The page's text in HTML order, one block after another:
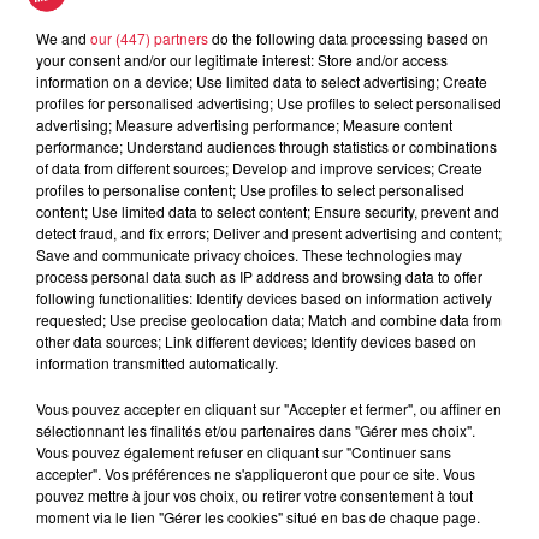
quand je suis en Alsace. C'est compliqué d'avoir accès
à des terrains. Par exemple, tu entres pas comme ça au
Rhénus pour faire des paniers (sourire)... A Furd', j'ai les
clés, j'y vais entre 5h et 8h le matin, ça me permet de
shooter un peu, et de prévoir une deuxième séance plus
tard dans la journée."
La deuxième personne qui compte ici, c'est Patrice
Koehnig, l'entraîneur d'Holtzheim, en N2. D'ailleurs, c'est
drôle, quand j'étais petit, ma mère avait entendu sur Top
Music qu'il y avait un camp basket à Matzenheim, et
c'est là que Patrice m'a repéré. Il a vu un potentiel
lui qui a appelé la SIG, et c'est comme ça que tout a
démarré pour moi. L'été, quand j'attends de trouver un
club, il me propose de faire la reprise avec Holtzheim.
J'évite les contacts, mais ça fait du bien de s'entraîner
We and our (447) partnersdo the following data processing based on
your consent and/or our legitimate interest: Store and/or access
information on a device; Use limited data to select advertising; Create
profiles for personalised advertising; Use profiles to select personalised
advertising; Measure advertising performance; Measure content
performance; Understand audiences through statistics or combinations
of data from different sources; Develop and improve services; Create
profiles to personalise content; Use profiles to select personalised
content; Use limited data to select content; Ensure security, prevent and
detect fraud, and fix errors; Deliver and present advertising and content;
Save and communicate privacy choices. These technologies may
process personal data such as IP address and browsing data to offer
following functionalities: Identify devices based on information actively
requested; Use precise geolocation data; Match and combine data from
other data sources; Link different devices; Identify devices based on
information transmitted automatically.
Vous pouvez accepter en cliquant sur "Accepter et fermer", ou affiner en
sélectionnant les finalités et/ou partenaires dans "Gérer mes choix".
Vous pouvez également refuser en cliquant sur "Continuer sans
accepter". Vos préférences ne s'appliqueront que pour ce site. Vous
pouvez mettre à jour vos choix, ou retirer votre consentement à tout
moment via le lien "Gérer les cookies" situé en bas de chaque page.